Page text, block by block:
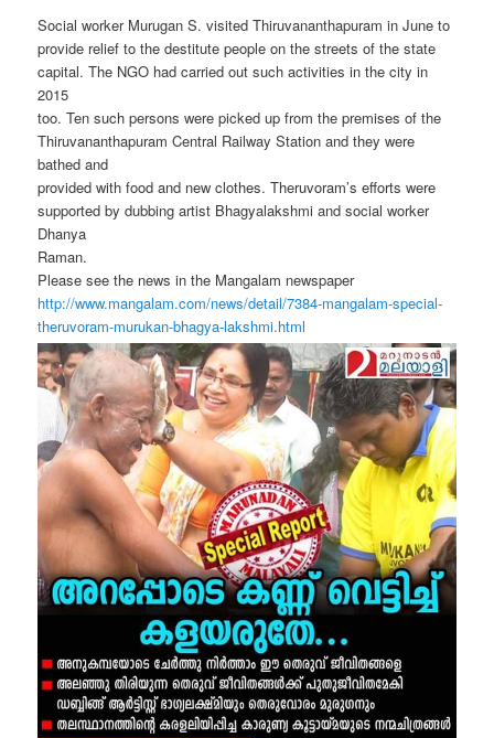
Social worker Murugan S. visited Thiruvananthapuram in June to
provide relief to the destitute people on the streets of the state
capital. The NGO had carried out such activities in the city in
2015
too. Ten such persons were picked up from the premises of the
Thiruvananthapuram Central Railway Station and they were
bathed and
provided with food and new clothes. Theruvoram’s efforts were
supported by dubbing artist Bhagyalakshmi and social worker
Dhanya
Raman.
Please see the news in the Mangalam newspaper
http://www.mangalam.com/news/detail/7384-mangalam-special-
theruvoram-murukan-bhagya-lakshmi.html